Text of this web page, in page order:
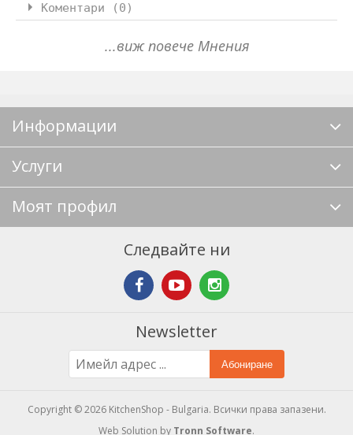
Коментари (0)
...виж повече Мнения
Информации
Услуги
Моят профил
Следвайте ни
Newsletter
Абониране
Copyright © 2026 KitchenShop - Bulgaria. Всички права запазени.
Web Solution by Tronn Software.